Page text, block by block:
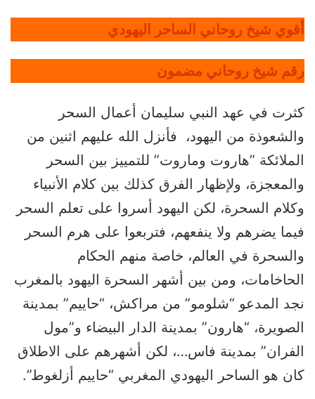
أقوي شيخ روحاني الساحر اليهودي
رقم شيخ روحاني مضمون
كثرت في عهد النبي سليمان أعمال السحر
والشعوذة من اليهود، فأنزل الله عليهم اثنين من
الملائكة ”هاروت وماروت” للتمييز بين السحر
والمعجزة، ولإظهار الفرق كذلك بين كلام الأنبياء
وكلام السحرة، لكن اليهود أسروا على تعلم السحر
فيما يضرهم ولا ينفعهم، فتربعوا على هرم السحر
والسحرة في العالم، خاصة منهم الحكام
الحاخامات، ومن بين أشهر السحرة اليهود بالمغرب
نجد المدعو “شلومو” من مراكش، “حاييم” بمدينة
الصويرة، “هارون” بمدينة الدار البيضاء و”مول
الفران” بمدينة فاس…، لكن أشهرهم على الاطلاق
كان هو الساحر اليهودي المغربي “حاييم أزلغوط”.